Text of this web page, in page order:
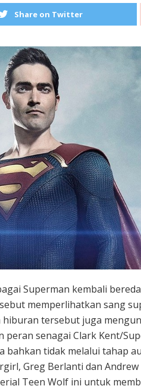
Share on Twitter
Superman kembali
memperlihatkan sang
hiburan tersebut juga
senagai Clark Kent/
tidak melalui tahap
Greg Berlanti dan Andrew
Teen Wolf ini untuk